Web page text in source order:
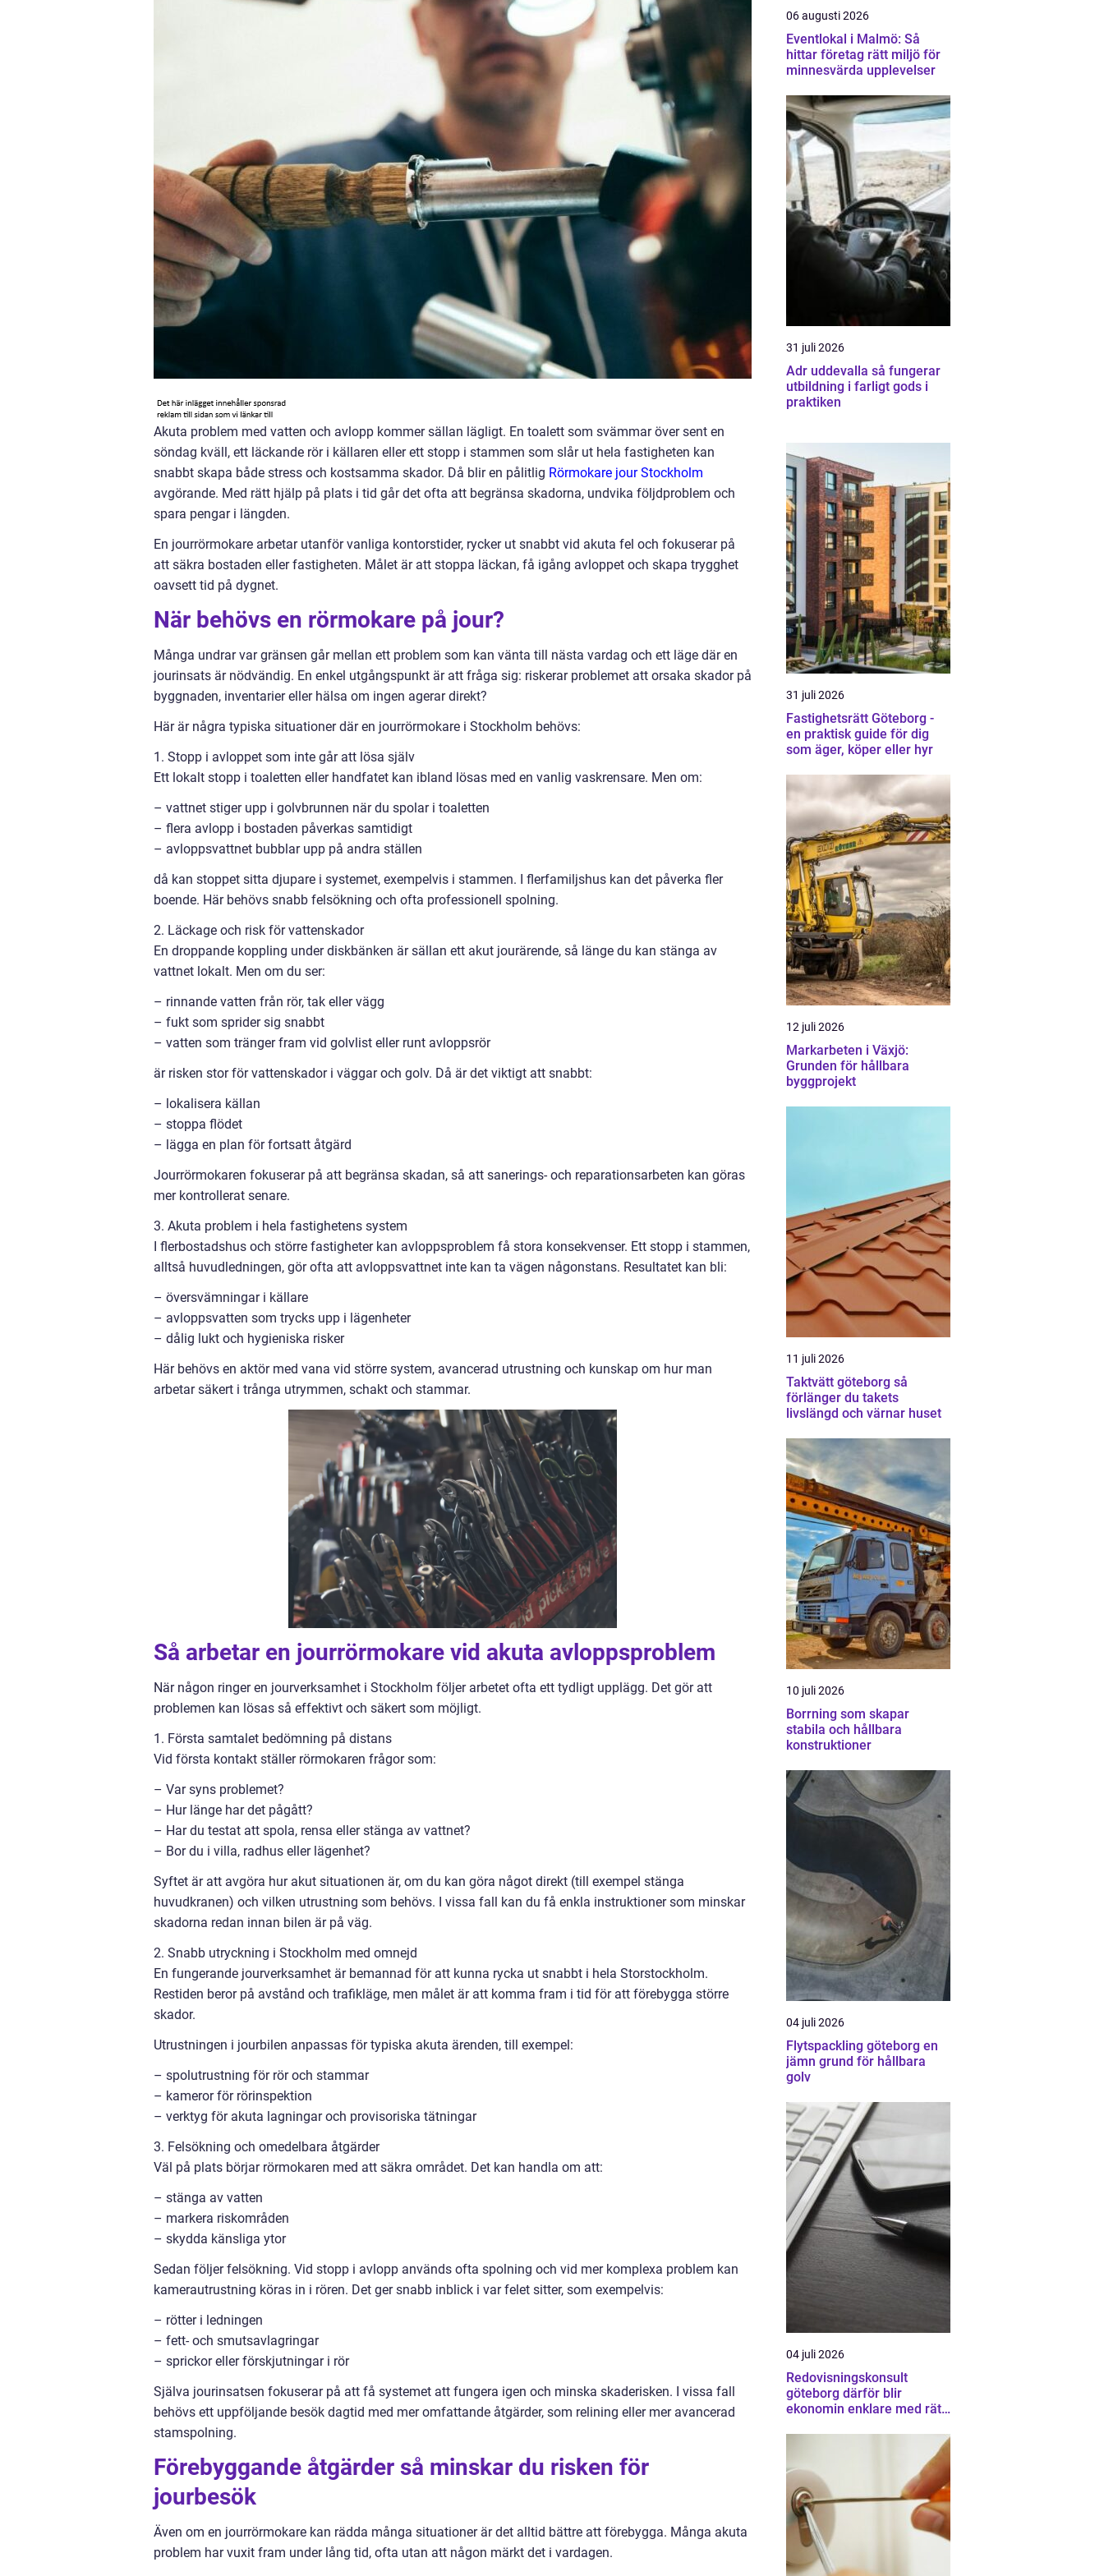
Akuta problem med vatten och avlopp kommer sällan lägligt. En toalett som svämmar över sent en
söndag kväll, ett läckande rör i källaren eller ett stopp i stammen som slår ut hela fastigheten kan
snabbt skapa både stress och kostsamma skador. Då blir en pålitlig Rörmokare jour Stockholm
avgörande. Med rätt hjälp på plats i tid går det ofta att begränsa skadorna, undvika följdproblem och
spara pengar i längden.
En jourrörmokare arbetar utanför vanliga kontorstider, rycker ut snabbt vid akuta fel och fokuserar på
att säkra bostaden eller fastigheten. Målet är att stoppa läckan, få igång avloppet och skapa trygghet
oavsett tid på dygnet.
När behövs en rörmokare på jour?
Många undrar var gränsen går mellan ett problem som kan vänta till nästa vardag och ett läge där en
jourinsats är nödvändig. En enkel utgångspunkt är att fråga sig: riskerar problemet att orsaka skador på
byggnaden, inventarier eller hälsa om ingen agerar direkt?
Här är några typiska situationer där en jourrörmokare i Stockholm behövs:
1. Stopp i avloppet som inte går att lösa själv
Ett lokalt stopp i toaletten eller handfatet kan ibland lösas med en vanlig vaskrensare. Men om:
– vattnet stiger upp i golvbrunnen när du spolar i toaletten
– flera avlopp i bostaden påverkas samtidigt
– avloppsvattnet bubblar upp på andra ställen
då kan stoppet sitta djupare i systemet, exempelvis i stammen. I flerfamiljshus kan det påverka fler
boende. Här behövs snabb felsökning och ofta professionell spolning.
2. Läckage och risk för vattenskador
En droppande koppling under diskbänken är sällan ett akut jourärende, så länge du kan stänga av
vattnet lokalt. Men om du ser:
– rinnande vatten från rör, tak eller vägg
– fukt som sprider sig snabbt
– vatten som tränger fram vid golvlist eller runt avloppsrör
är risken stor för vattenskador i väggar och golv. Då är det viktigt att snabbt:
– lokalisera källan
– stoppa flödet
– lägga en plan för fortsatt åtgärd
Jourrörmokaren fokuserar på att begränsa skadan, så att sanerings- och reparationsarbeten kan göras
mer kontrollerat senare.
3. Akuta problem i hela fastighetens system
I flerbostadshus och större fastigheter kan avloppsproblem få stora konsekvenser. Ett stopp i stammen,
alltså huvudledningen, gör ofta att avloppsvattnet inte kan ta vägen någonstans. Resultatet kan bli:
– översvämningar i källare
– avloppsvatten som trycks upp i lägenheter
– dålig lukt och hygieniska risker
Här behövs en aktör med vana vid större system, avancerad utrustning och kunskap om hur man
arbetar säkert i trånga utrymmen, schakt och stammar.
Så arbetar en jourrörmokare vid akuta avloppsproblem
När någon ringer en jourverksamhet i Stockholm följer arbetet ofta ett tydligt upplägg. Det gör att
problemen kan lösas så effektivt och säkert som möjligt.
1. Första samtalet bedömning på distans
Vid första kontakt ställer rörmokaren frågor som:
– Var syns problemet?
– Hur länge har det pågått?
– Har du testat att spola, rensa eller stänga av vattnet?
– Bor du i villa, radhus eller lägenhet?
Syftet är att avgöra hur akut situationen är, om du kan göra något direkt (till exempel stänga
huvudkranen) och vilken utrustning som behövs. I vissa fall kan du få enkla instruktioner som minskar
skadorna redan innan bilen är på väg.
2. Snabb utryckning i Stockholm med omnejd
En fungerande jourverksamhet är bemannad för att kunna rycka ut snabbt i hela Storstockholm.
Restiden beror på avstånd och trafikläge, men målet är att komma fram i tid för att förebygga större
skador.
Utrustningen i jourbilen anpassas för typiska akuta ärenden, till exempel:
– spolutrustning för rör och stammar
– kameror för rörinspektion
– verktyg för akuta lagningar och provisoriska tätningar
3. Felsökning och omedelbara åtgärder
Väl på plats börjar rörmokaren med att säkra området. Det kan handla om att:
– stänga av vatten
– markera riskområden
– skydda känsliga ytor
Sedan följer felsökning. Vid stopp i avlopp används ofta spolning och vid mer komplexa problem kan
kamerautrustning köras in i rören. Det ger snabb inblick i var felet sitter, som exempelvis:
– rötter i ledningen
– fett- och smutsavlagringar
– sprickor eller förskjutningar i rör
Själva jourinsatsen fokuserar på att få systemet att fungera igen och minska skaderisken. I vissa fall
behövs ett uppföljande besök dagtid med mer omfattande åtgärder, som relining eller mer avancerad
stamspolning.
Förebyggande åtgärder så minskar du risken för
jourbesök
Även om en jourrörmokare kan rädda många situationer är det alltid bättre att förebygga. Många akuta
problem har vuxit fram under lång tid, ofta utan att någon märkt det i vardagen.
06 augusti 2026
Eventlokal i Malmö: Så
hittar företag rätt miljö för
minnesvärda upplevelser
31 juli 2026
Adr uddevalla så fungerar
utbildning i farligt gods i
praktiken
31 juli 2026
Fastighetsrätt Göteborg -
en praktisk guide för dig
som äger, köper eller hyr
12 juli 2026
Markarbeten i Växjö:
Grunden för hållbara
byggprojekt
11 juli 2026
Taktvätt göteborg så
förlänger du takets
livslängd och värnar huset
10 juli 2026
Borrning som skapar
stabila och hållbara
konstruktioner
04 juli 2026
Flytspackling göteborg en
jämn grund för hållbara
golv
04 juli 2026
Redovisningskonsult
göteborg därför blir
ekonomin enklare med rätt